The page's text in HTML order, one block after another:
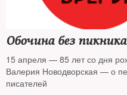
Обочина без пикника
15 апреля — 85 лет со дня
Валерия Новодворская — о
писателей